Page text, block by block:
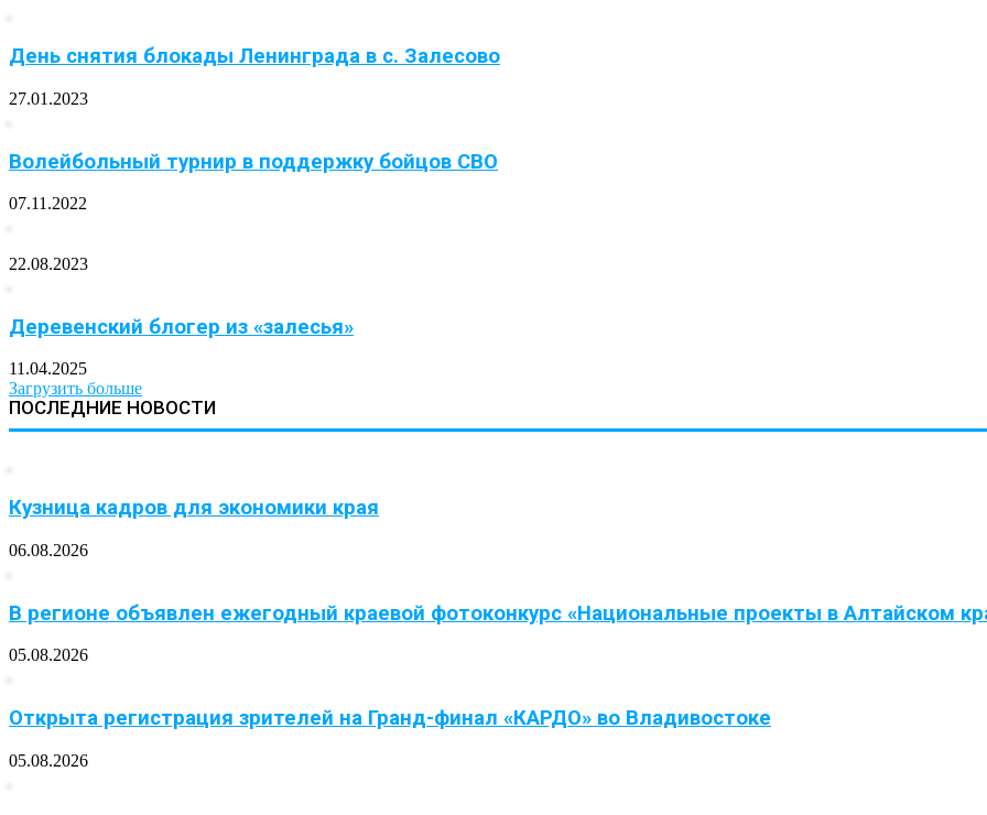
День снятия блокады Ленинграда в с. Залесово
27.01.2023
Волейбольный турнир в поддержку бойцов СВО
07.11.2022
22.08.2023
Деревенский блогер из «залесья»
11.04.2025
Загрузить больше
ПОСЛЕДНИЕ НОВОСТИ
Кузница кадров для экономики края
06.08.2026
В регионе объявлен ежегодный краевой фотоконкурс «Национальные проекты в Алтайском
05.08.2026
Открыта регистрация зрителей на Гранд-финал «КАРДО» во Владивостоке
05.08.2026